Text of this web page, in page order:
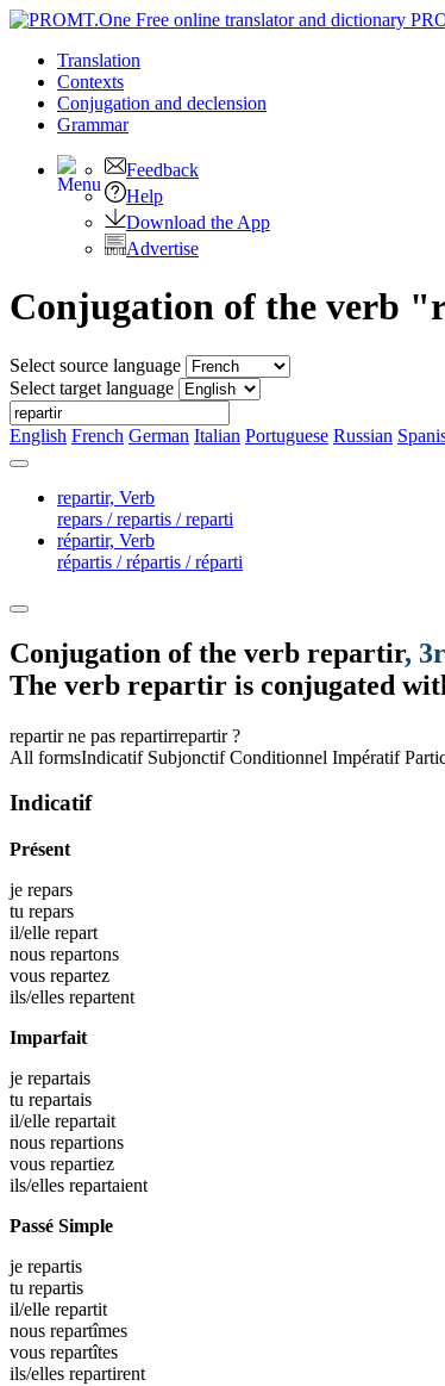
Translation
Contexts
Conjugation and declension
Grammar
Feedback
Help
Download the App
Advertise
Conjugation of the verb
Select source language
Select target language
English French German Italian Portuguese Russian
repartir, Verb
repars / repartis / reparti
répartir, Verb
répartis / répartis / réparti
Conjugation of the verb repartir,
The verb repartir is conjugated
repartirne pas repartirrepartir ?
All formsIndicatif Subjonctif Conditionnel Impératif
Indicatif
Présent
je repars
tu repars
il/elle repart
nous repartons
vous repartez
ils/elles repartent
Imparfait
je repartais
tu repartais
il/elle repartait
nous repartions
vous repartiez
ils/elles repartaient
Passé Simple
je repartis
tu repartis
il/elle repartit
nous repartîmes
vous repartîtes
ils/elles repartirent